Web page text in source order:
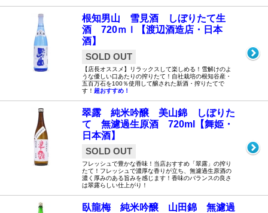
根知男山 雪見酒 しぼりたて生
酒 720ｍｌ【渡辺酒造店・日本
酒】
SOLD OUT
【店長オススメ】リラックスして楽しめる！雪解けのよ
うな優しい口あたりの搾りたて！自社栽培の根知谷産・
五百万石を100％使用して醸された新酒・搾りたてで
す！ 超おすすめ！
翠露 純米吟醸 美山錦 しぼりた
て 無濾過生原酒 720ml【舞姫・
日本酒】
SOLD OUT
フレッシュで豊かな香味！当店おすすめ「翠露」の搾り
たて！フレッシュで濃厚な香りが立ち、無濾過生原酒の
濃く厚みのある旨みを感じます！香味のバランスの良さ
は翠露らしい仕上がり！
臥龍梅 純米吟醸 山田錦 無濾過